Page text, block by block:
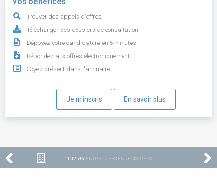
Trouver des appels d'offres
Télécharger des dossiers de consultation
Déposez votre candidature en 5 minutes
Répondez aux offres électroniquement
Soyez présent dans l'annuaire
Je m'inscris En savoir plus
1 002 596 ENTREPRISES ENREGISTRÉES